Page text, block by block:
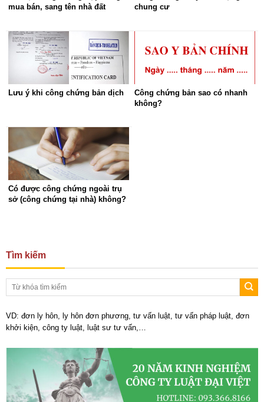
mua bán, sang tên nhà đất
chung cư
Lưu ý khi công chứng bản dịch
Công chứng bản sao có nhanh
không?
Có được công chứng ngoài trụ
sở (công chứng tại nhà) không?
Tìm kiếm
VD: đơn ly hôn, ly hôn đơn phương, tư vấn luật, tư vấn pháp luật, đơn
khởi kiện, công ty luật, luật sư tư vấn,…